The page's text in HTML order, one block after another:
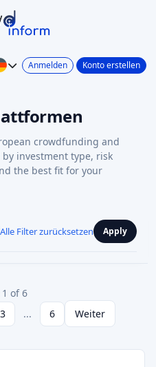
Anmelden Konto erstellen
crowdfunding and
investment type, risk
the best fit for your
Alle Filter zurücksetzen Apply
1 of 6
3 ... 6 Weiter